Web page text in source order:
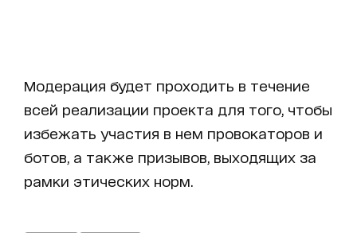
Модерация будет проходить в течение
всей реализации проекта для того, чтобы
избежать участия в нем провокаторов и
ботов, а также призывов, выходящих за
рамки этических норм.